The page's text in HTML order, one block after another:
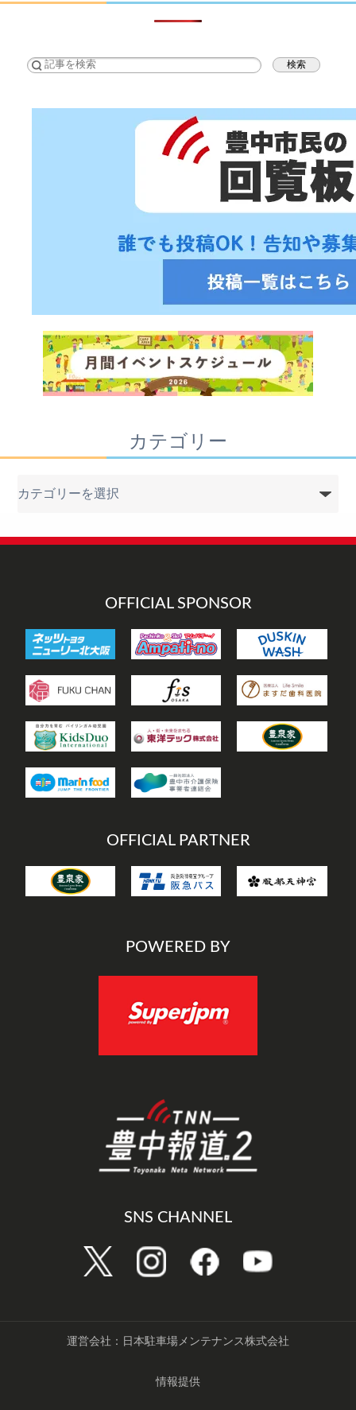
検索
カテゴリー
リ
OFFICIAL SPONSOR
OFFICIAL PARTNER
POWERED BY
SNS CHANNEL
運営会社：日本駐車場メンテナンス株式会社
情報提供